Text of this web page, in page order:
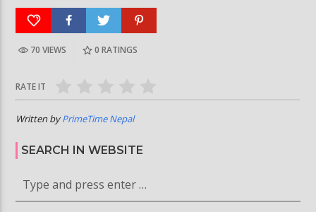
70 VIEWS 0 RATINGS
RATE IT
Written byPrimeTime Nepal
SEARCH IN WEBSITE